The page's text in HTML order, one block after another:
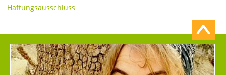
Haftungsausschluss